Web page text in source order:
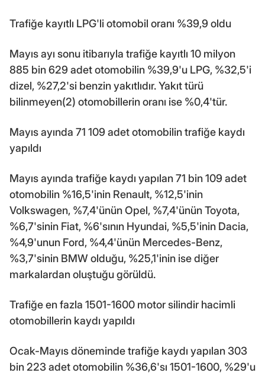
Trafiğe kayıtlı LPG'li otomobil oranı %39,9 oldu
Mayıs ayı sonu itibarıyla trafiğe kayıtlı 10 milyon
885 bin 629 adet otomobilin %39,9'u LPG, %32,5'i
dizel, %27,2'si benzin yakıtlıdır. Yakıt türü
bilinmeyen(2) otomobillerin oranı ise %0,4'tür.
Mayıs ayında 71 109 adet otomobilin trafiğe kaydı
yapıldı
Mayıs ayında trafiğe kaydı yapılan 71 bin 109 adet
otomobilin %16,5'inin Renault, %12,5'inin
Volkswagen, %7,4'ünün Opel, %7,4'ünün Toyota,
%6,7'sinin Fiat, %6'sının Hyundai, %5,5'inin Dacia,
%4,9'unun Ford, %4,4'ünün Mercedes-Benz,
%3,7'sinin BMW olduğu, %25,1'inin ise diğer
markalardan oluştuğu görüldü.
Trafiğe en fazla 1501-1600 motor silindir hacimli
otomobillerin kaydı yapıldı
Ocak-Mayıs döneminde trafiğe kaydı yapılan 303
bin 223 adet otomobilin %36,6'sı 1501-1600, %29'u